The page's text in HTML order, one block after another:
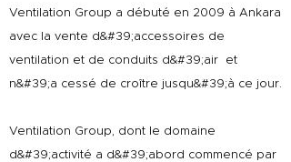
Ventilation Group a débuté en 2009 à Ankara
avec la vente d&#39;accessoires de
ventilation et de conduits d&#39;air et
n&#39;a cessé de croître jusqu&#39;à ce jour.
Ventilation Group, dont le domaine
d&#39;activité a d&#39;abord commencé par